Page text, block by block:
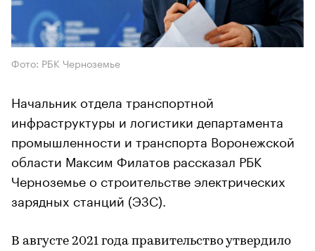
Фото: РБК Черноземье
Начальник отдела транспортной
инфраструктуры и логистики департамента
промышленности и транспорта Воронежской
области Максим Филатов рассказал РБК
Черноземье о строительстве электрических
зарядных станций (ЭЗС).
В августе 2021 года правительство утвердило